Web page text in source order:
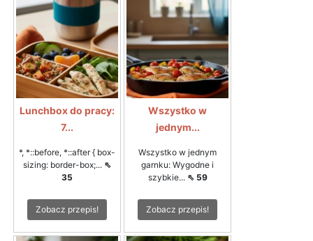
Lunchbox do pracy:
7...
*, *::before, *::after { box-
sizing: border-box;... ⇖
35
Zobacz przepis!
Wszystko w
jednym...
Wszystko w jednym
garnku: Wygodne i
szybkie... ⇖ 59
Zobacz przepis!